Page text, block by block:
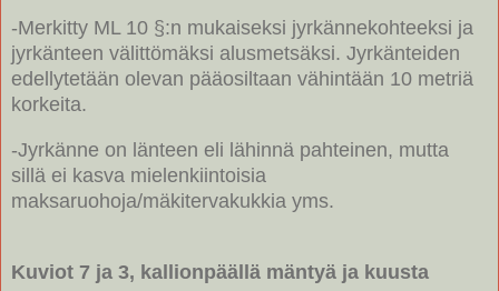
-Merkitty ML 10 §:n mukaiseksi jyrkännekohteeksi ja
jyrkänteen välittömäksi alusmetsäksi. Jyrkänteiden
edellytetään olevan pääosiltaan vähintään 10 metriä
korkeita.
-Jyrkänne on länteen eli lähinnä pahteinen, mutta
sillä ei kasva mielenkiintoisia
maksaruohoja/mäkitervakukkia yms.
Kuviot 7 ja 3, kallionpäällä mäntyä ja kuusta